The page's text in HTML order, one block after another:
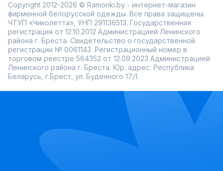
Copyright 2012-2026 © Ramonki.by - интернет-магазин
фирменной белорусской одежды. Все права защищены.
ЧТУП «Чиколетта», УНП 291136513. Государственная
регистрация от 12.10.2012 Администрацией Ленинского
района г. Бреста. Свидетельство о государственной
регистрации № 0061143. Регистрационный номер в
торговом реестре 564352 от 12.09.2023 Администрацией
Ленинского района г. Бреста. Юр. адрес: Республика
Беларусь, г.Брест, ул. Буденного 17/1.